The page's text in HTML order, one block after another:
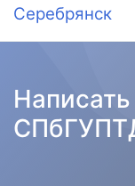
Серебрянск